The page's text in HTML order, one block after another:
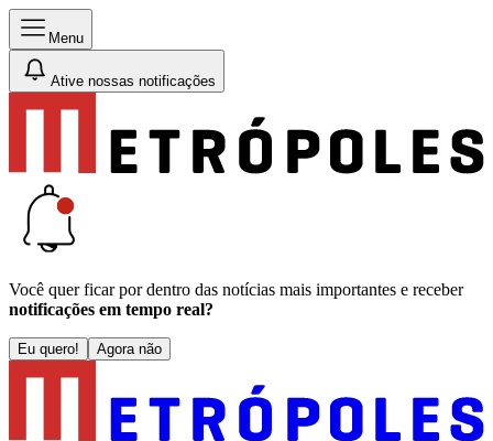
Menu
Ative nossas notificações
Você quer ficar por dentro das notícias mais importantes e receber
notificações em tempo real?
Eu quero! Agora não